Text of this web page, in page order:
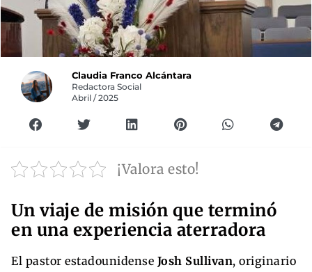
Claudia Franco Alcántara
Redactora Social
Abril / 2025
¡Valora esto!
Un viaje de misión que terminó
en una experiencia aterradora
El pastor estadounidense Josh Sullivan, originario